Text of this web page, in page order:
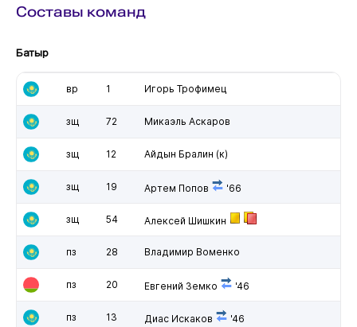
Составы команд
Батыр
вр 1 Игорь Трофимец
зщ 72 Микаэль Аскаров
зщ 12 Айдын Бралин (к)
зщ 19 Артем Попов '66
зщ 54 Алексей Шишкин
пз 28 Владимир Воменко
пз 20 Евгений Земко '46
пз 13 Диас Искаков '46